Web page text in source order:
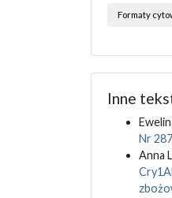
Formaty
Inne
Nr
Anna